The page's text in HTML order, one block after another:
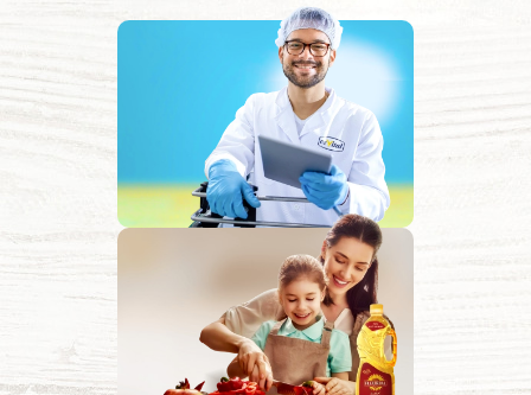
Offre de Qualité Supérieure